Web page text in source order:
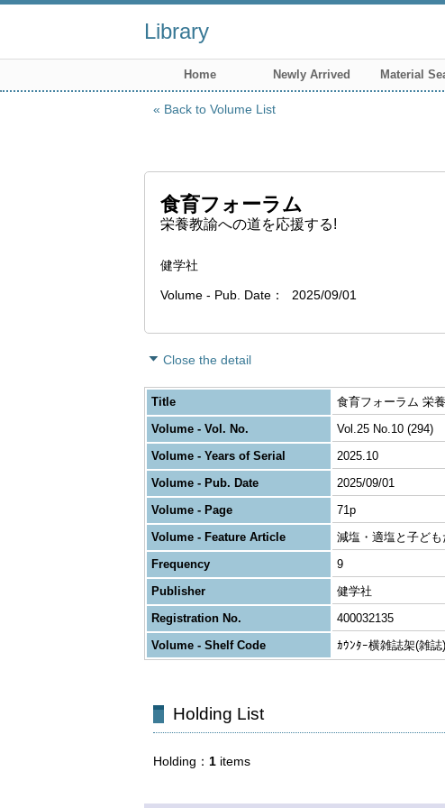
Library
Home Newly Arrived Material
Back to Volume List
食育フォーラム
栄養教諭への道を応援する!
健学社
Volume - Pub. Date 2025/09/01
Close the detail
Title
食育フォーラム 栄
Volume - Vol. No.
Vol.25 No.10 (294)
Volume - Years of Serial
2025.10
Volume - Pub. Date
2025/09/01
Volume - Page
71p
Volume - Feature Article
減塩・適塩と子ど
Frequency
9
Publisher
健学社
Registration No.
400032135
Volume - Shelf Code
ｶｳﾝﾀｰ横雑誌架(雑誌)
Holding List
Holding 1 items